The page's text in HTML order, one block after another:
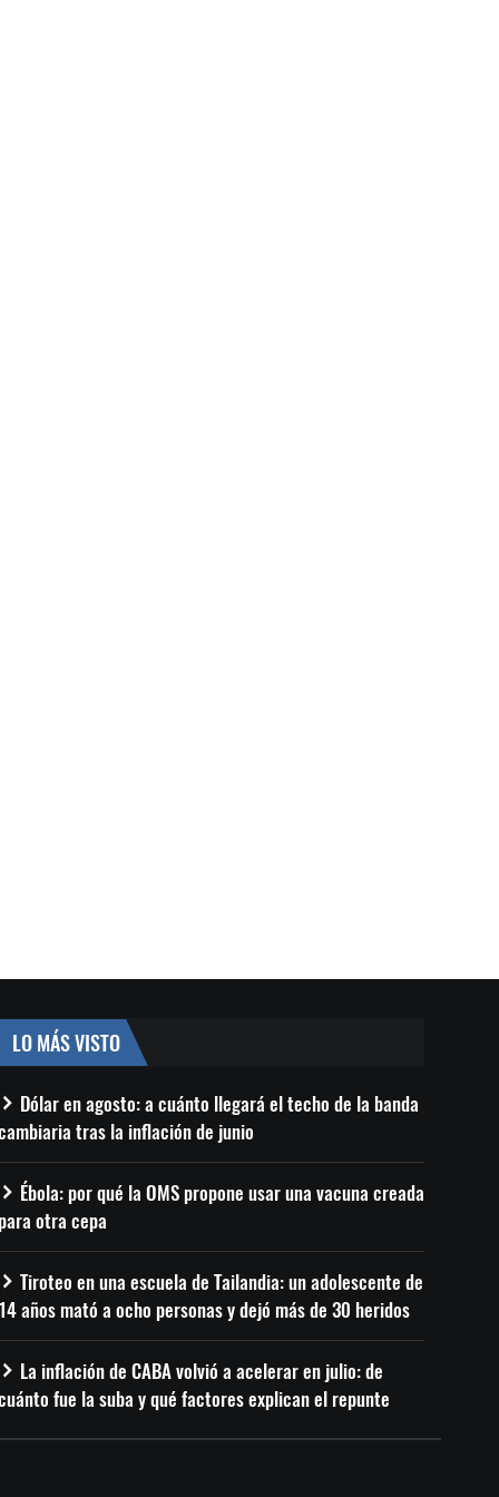
LO MÁS VISTO
Dólar en agosto: a cuánto llegará el techo de la banda
tras la inflación de junio
Ébola: por qué la OMS propone usar una vacuna creada
otra cepa
Tiroteo en una escuela de Tailandia: un adolescente de
14 años mató a ocho personas y dejó más de 30 heridos
La inflación de CABA volvió a acelerar en julio: de
fue la suba y qué factores explican el repunte